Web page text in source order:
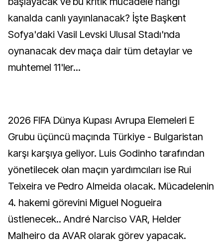
kanalda canlı yayınlanacak? İşte Başkent
Sofya'daki Vasil Levski Ulusal Stadı'nda
oynanacak dev maça dair tüm detaylar ve
muhtemel 11'ler...
2026 FIFA Dünya Kupası Avrupa Elemeleri E
Grubu üçüncü maçında Türkiye - Bulgaristan
karşı karşıya geliyor. Luis Godinho tarafından
yönetilecek olan maçın yardımcıları ise Rui
Teixeira ve Pedro Almeida olacak. Mücadelenin
4. hakemi görevini Miguel Nogueira
üstlenecek.. André Narciso VAR, Helder
Malheiro da AVAR olarak görev yapacak.